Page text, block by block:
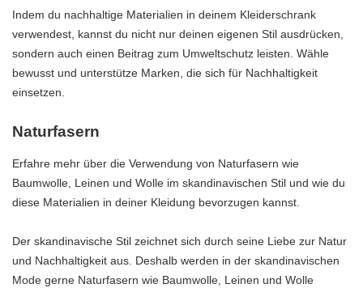
Indem du nachhaltige Materialien in deinem Kleiderschrank
verwendest, kannst du nicht nur deinen eigenen Stil ausdrücken,
sondern auch einen Beitrag zum Umweltschutz leisten. Wähle
bewusst und unterstütze Marken, die sich für Nachhaltigkeit
einsetzen.
Naturfasern
Erfahre mehr über die Verwendung von Naturfasern wie
Baumwolle, Leinen und Wolle im skandinavischen Stil und wie du
diese Materialien in deiner Kleidung bevorzugen kannst.
Der skandinavische Stil zeichnet sich durch seine Liebe zur Natur
und Nachhaltigkeit aus. Deshalb werden in der skandinavischen
Mode gerne Naturfasern wie Baumwolle, Leinen und Wolle